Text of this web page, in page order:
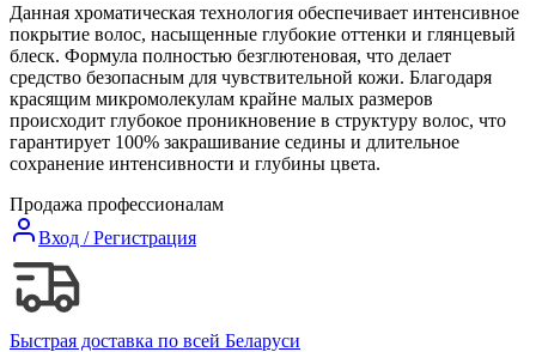
Данная хроматическая технология обеспечивает интенсивное
покрытие волос, насыщенные глубокие оттенки и глянцевый
блеск. Формула полностью безглютеновая, что делает
средство безопасным для чувствительной кожи. Благодаря
красящим микромолекулам крайне малых размеров
происходит глубокое проникновение в структуру волос, что
гарантирует 100% закрашивание седины и длительное
сохранение интенсивности и глубины цвета.
Продажа профессионалам
Вход / Регистрация
Быстрая доставка по всей Беларуси